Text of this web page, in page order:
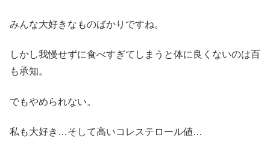
みんな大好きなものばかりですね。
しかし我慢せずに食べすぎてしまうと体に良くないのは百
も承知。
でもやめられない。
私も大好き…そして高いコレステロール値…